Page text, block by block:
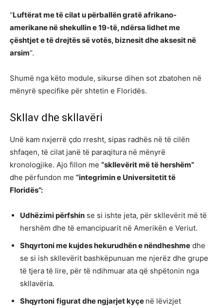
“Luftërat me të cilat u përballën gratë afrikano-
amerikane në shekullin e 19-të, ndërsa lidhet me
çështjet e të drejtës së votës, biznesit dhe aksesit në
arsim“.
Shumë nga këto module, sikurse dihen sot zbatohen në
mënyrë specifike për shtetin e Floridës.
Skllav dhe skllavëri
Unë kam nxjerrë çdo rresht, sipas radhës në të cilën
shfaqen, të cilat janë të paraqitura në mënyrë
kronologjike. Ajo fillon me “skllevërit më të hershëm”
dhe përfundon me “integrimin e Universitetit të
Floridës”:
Udhëzimi përfshin se si ishte jeta, për skllevërit më të
hershëm dhe të emancipuarit në Amerikën e Veriut.
Shqyrtoni me kujdes hekurudhën e nëndheshme dhe
se si ish skllevërit bashkëpunuan me njerëz dhe grupe
të tjera të lire, për të ndihmuar ata që shpëtonin nga
skllavëria.
Shqyrtoni figurat dhe ngjarjet kyçe në lëvizjet